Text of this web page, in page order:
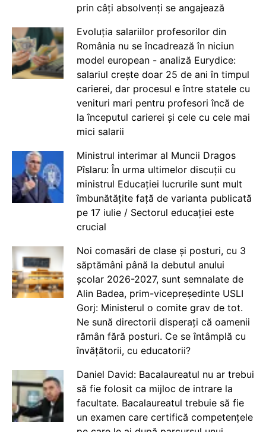
prin câți absolvenți se angajează
Evoluția salariilor profesorilor din
România nu se încadrează în niciun
model european - analiză Eurydice:
salariul crește doar 25 de ani în timpul
carierei, dar procesul e între statele cu
venituri mari pentru profesori încă de
la începutul carierei și cele cu cele mai
mici salarii
Ministrul interimar al Muncii Dragos
Pîslaru: În urma ultimelor discuții cu
ministrul Educației lucrurile sunt mult
îmbunătățite față de varianta publicată
pe 17 iulie / Sectorul educației este
crucial
Noi comasări de clase și posturi, cu 3
săptămâni până la debutul anului
școlar 2026-2027, sunt semnalate de
Alin Badea, prim-vicepreședinte USLI
Gorj: Ministerul o comite grav de tot.
Ne sună directorii disperați că oamenii
rămân fără posturi. Ce se întâmplă cu
învățătorii, cu educatorii?
Daniel David: Bacalaureatul nu ar trebui
să fie folosit ca mijloc de intrare la
facultate. Bacalaureatul trebuie să fie
un examen care certifică competențele